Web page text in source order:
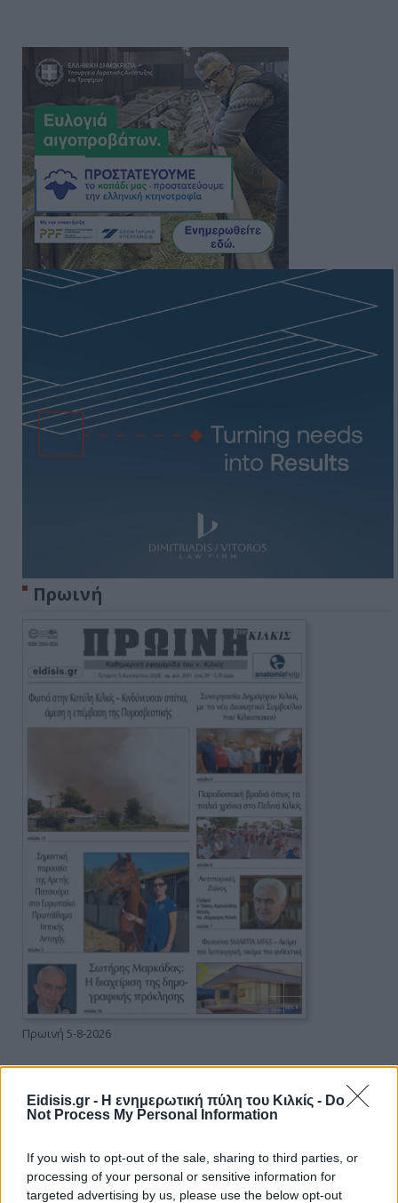
Eidisis.gr - Η ενημερωτική πύλη του Κιλκίς - Do
Not Process My Personal Information
If you wish to opt-out of the sale, sharing to third parties, or
processing of your personal or sensitive information for
targeted advertising by us, please use the below opt-out
Πρωινή
Πρωινή 5-8-2026